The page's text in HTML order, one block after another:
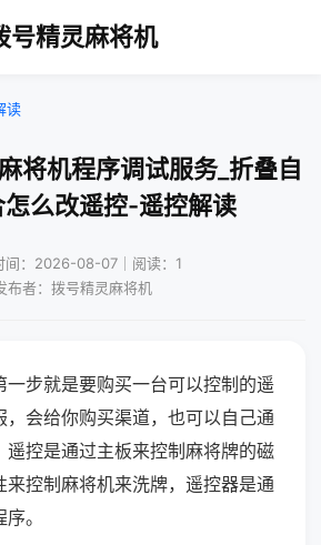
号精灵麻将机
读
将机程序调试服务_折叠自
怎么改遥控-遥控解读
间：2026-08-07｜阅读：1
布者：拨号精灵麻将机
一步就是要购买一台可以控制的遥
，会给你购买渠道，也可以自己通
遥控是通过主板来控制麻将牌的磁
来控制麻将机来洗牌，遥控器是通
。